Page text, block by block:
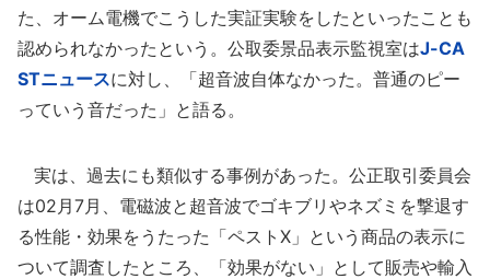
た、オーム電機でこうした実証実験をしたといったことも
認められなかったという。公取委景品表示監視室はJ-CA
STニュースに対し、「超音波自体なかった。普通のピー
っていう音だった」と語る。
実は、過去にも類似する事例があった。公正取引委員会
は02月7月、電磁波と超音波でゴキブリやネズミを撃退す
る性能・効果をうたった「ペストX」という商品の表示に
ついて調査したところ、「効果がない」として販売や輸入